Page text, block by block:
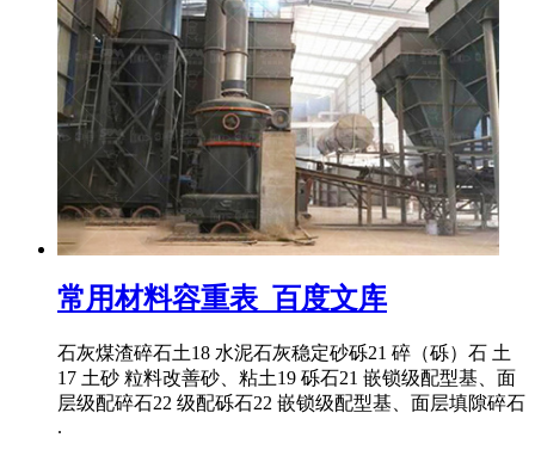
常用材料容重表_百度文库
石灰煤渣碎石土18 水泥石灰稳定砂砾21 碎（砾）石 土
17 土砂 粒料改善砂、粘土19 砾石21 嵌锁级配型基、面
层级配碎石22 级配砾石22 嵌锁级配型基、面层填隙碎石
.